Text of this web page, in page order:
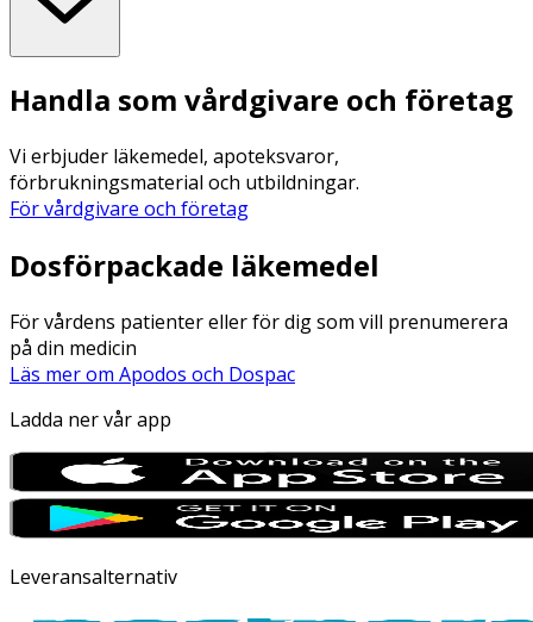
Handla som vårdgivare och företag
Vi erbjuder läkemedel, apoteksvaror,
förbrukningsmaterial och utbildningar.
För vårdgivare och företag
Dosförpackade läkemedel
För vårdens patienter eller för dig som vill prenumerera
på din medicin
Läs mer om Apodos och Dospac
Ladda ner vår app
Leveransalternativ